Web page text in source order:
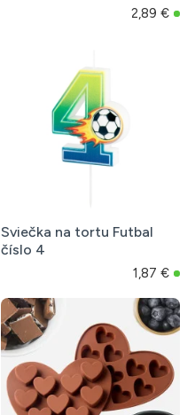
2,89 €
Sviečka na tortu Futbal
číslo 4
1,87 €